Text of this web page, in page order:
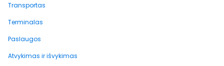
Transportas
Terminalas
Paslaugos
Atvykimas ir išvykimas